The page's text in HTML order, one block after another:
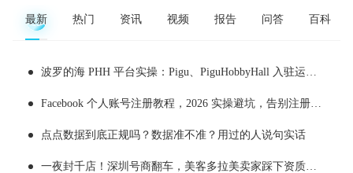
最新 热门 资讯 视频 报告 问答 百科
波罗的海 PHH 平台实操：Pigu、PiguHobbyHall 入驻运营全解析
Facebook 个人账号注册教程，2026 实操避坑，告别注册即封号
点点数据到底正规吗？数据准不准？用过的人说句实话
一夜封千店！深圳号商翻车，美客多拉美卖家踩下资质大坑